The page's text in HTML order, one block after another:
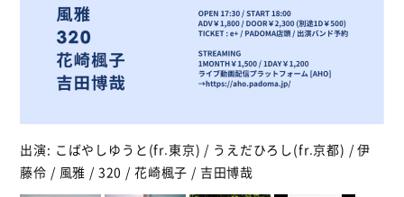
出演: こばやしゆうと(fr.東京) / うえだひろし(fr.京都) / 伊
藤伶 / 風雅 / 320 / 花崎楓子 / 吉田博哉